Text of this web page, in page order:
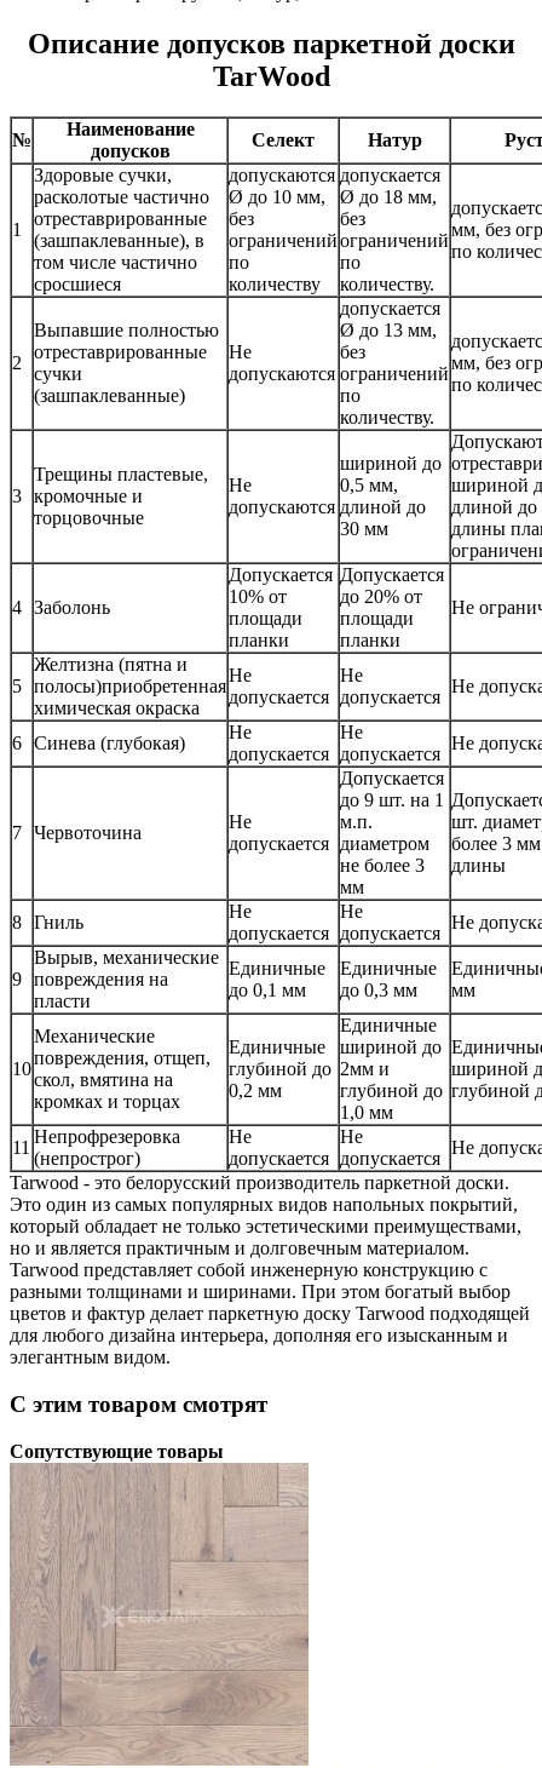
Описание допусков паркетной доски
TarWood
№
Наименование
допусков
Селект Натур
1
Здоровые сучки,
расколотые частично
отреставрированные
(зашпаклеванные), в
том числе частично
сросшиеся
допускаются
Ø до 10 мм,
без
ограничений
по
количеству
допускается
Ø до 18 мм,
без
ограничений
по
количеству.
мм, без
по
2
Выпавшие полностью
отреставрированные
сучки
(зашпаклеванные)
Не
допускаются
допускается
Ø до 13 мм,
без
ограничений
по
количеству.
мм, без
по
3
Трещины пластевые,
кромочные и
торцовочные
Не
допускаются
шириной до
0,5 мм,
длиной до
30 мм
шириной
длиной до
длины
4 Заболонь
Допускается
10% от
площади
планки
Допускается
до 20% от
площади
планки
Не
5
Желтизна (пятна и
полосы)приобретенная
химическая окраска
Не
допускается
Не
допускается
Не
6 Синева (глубокая)
Не
допускается
Не
допускается
Не
7 Червоточина
Не
допускается
Допускается
до 9 шт. на 1
м.п.
диаметром
не более 3
мм
шт.
более 3
длины
8 Гниль
Не
допускается
Не
допускается
Не
9
Вырыв, механические
повреждения на
пласти
Единичные
до 0,1 мм
Единичные
до 0,3 мм
мм
10
Механические
повреждения, отщеп,
скол, вмятина на
кромках и торцах
Единичные
глубиной до
0,2 мм
Единичные
шириной до
2мм и
глубиной до
1,0 мм
шириной
глубиной
11
Непрофрезеровка
(непрострог)
Не
допускается
Не
допускается
Не
Tarwood - это белорусский производитель паркетной доски.
Это один из самых популярных видов напольных покрытий,
который обладает не только эстетическими преимуществами,
но и является практичным и долговечным материалом.
Tarwood представляет собой инженерную конструкцию с
разными толщинами и ширинами. При этом богатый выбор
цветов и фактур делает паркетную доску Tarwood подходящей
для любого дизайна интерьера, дополняя его изысканным и
элегантным видом.
С этим товаром смотрят
Сопутствующие товары